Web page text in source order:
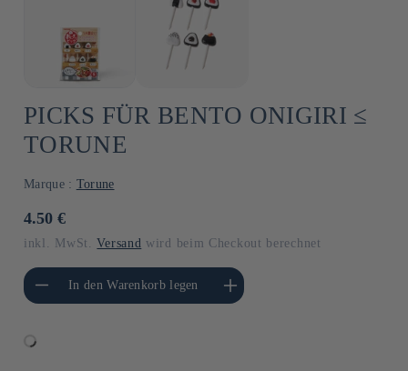
PICKS FÜR BENTO ONIGIRI ≤
TORUNE
Marque : Torune
Normaler
4.50 €
inkl. MwSt.Versand wird beim Checkout berechnet
die Menge für
TitleIn den Warenkorb legen
Erhöhe die Menge für Default
Title